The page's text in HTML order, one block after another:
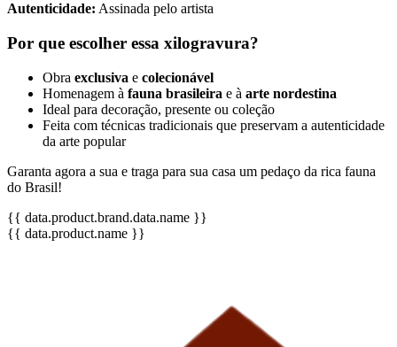
Autenticidade: Assinada pelo artista
Por que escolher essa xilogravura?
Obra exclusiva e colecionável
Homenagem à fauna brasileira e à arte nordestina
Ideal para decoração, presente ou coleção
Feita com técnicas tradicionais que preservam a autenticidade
da arte popular
Garanta agora a sua e traga para sua casa um pedaço da rica fauna
do Brasil!
{{ data.product.brand.data.name }}
{{ data.product.name }}